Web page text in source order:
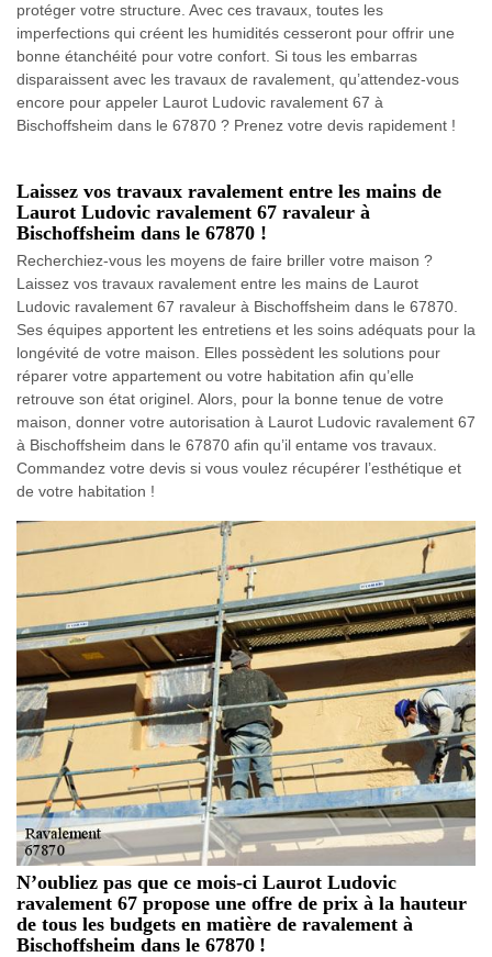
protéger votre structure. Avec ces travaux, toutes les
imperfections qui créent les humidités cesseront pour offrir une
bonne étanchéité pour votre confort. Si tous les embarras
disparaissent avec les travaux de ravalement, qu’attendez-vous
encore pour appeler Laurot Ludovic ravalement 67 à
Bischoffsheim dans le 67870 ? Prenez votre devis rapidement !
Laissez vos travaux ravalement entre les mains de
Laurot Ludovic ravalement 67 ravaleur à
Bischoffsheim dans le 67870 !
Recherchiez-vous les moyens de faire briller votre maison ?
Laissez vos travaux ravalement entre les mains de Laurot
Ludovic ravalement 67 ravaleur à Bischoffsheim dans le 67870.
Ses équipes apportent les entretiens et les soins adéquats pour la
longévité de votre maison. Elles possèdent les solutions pour
réparer votre appartement ou votre habitation afin qu’elle
retrouve son état originel. Alors, pour la bonne tenue de votre
maison, donner votre autorisation à Laurot Ludovic ravalement 67
à Bischoffsheim dans le 67870 afin qu’il entame vos travaux.
Commandez votre devis si vous voulez récupérer l’esthétique et
de votre habitation !
N’oubliez pas que ce mois-ci Laurot Ludovic
ravalement 67 propose une offre de prix à la hauteur
de tous les budgets en matière de ravalement à
Bischoffsheim dans le 67870 !